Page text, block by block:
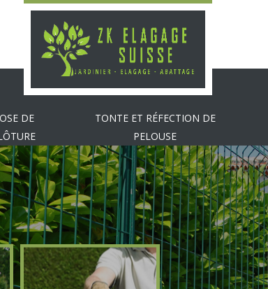
DE
TONTE ET RÉFECTION DE
PELOUSE